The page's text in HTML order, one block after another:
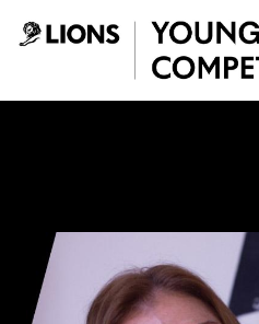
Saltar al contenido principal